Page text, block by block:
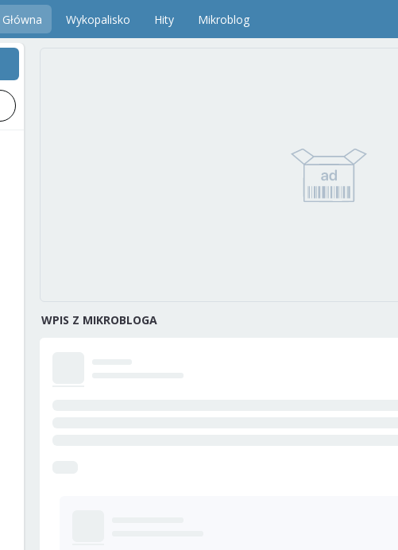
Główna Wykopalisko Hity Mikroblog
WPIS Z MIKROBLOGA